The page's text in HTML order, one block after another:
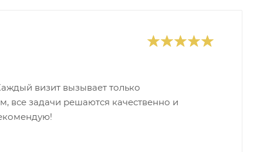
визит вызывает только
все задачи решаются качественно и